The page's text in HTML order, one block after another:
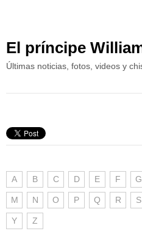
El príncipe
Últimas noticias, fotos, videos y
A B C D E F G
M N O P Q R S
Y Z